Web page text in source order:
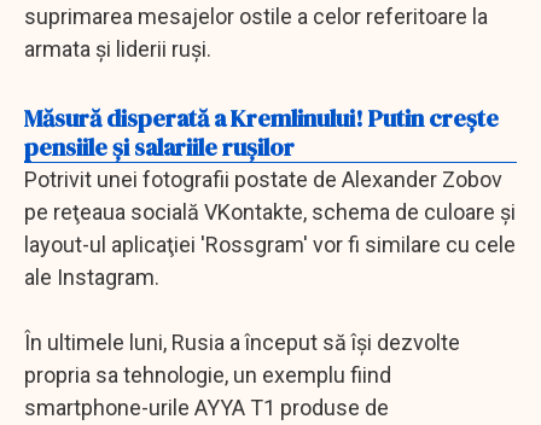
suprimarea mesajelor ostile a celor referitoare la
armata şi liderii ruşi.
Măsură disperată a Kremlinului! Putin creşte
pensiile şi salariile rușilor
Potrivit unei fotografii postate de Alexander Zobov
pe reţeaua socială VKontakte, schema de culoare şi
layout-ul aplicaţiei 'Rossgram' vor fi similare cu cele
ale Instagram.
În ultimele luni, Rusia a început să îşi dezvolte
propria sa tehnologie, un exemplu fiind
smartphone-urile AYYA T1 produse de